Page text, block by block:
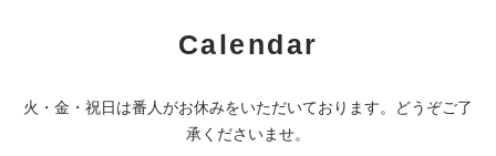
Calendar
火・金・祝日は番人がお休みをいただいております。どうぞご了
承くださいませ。